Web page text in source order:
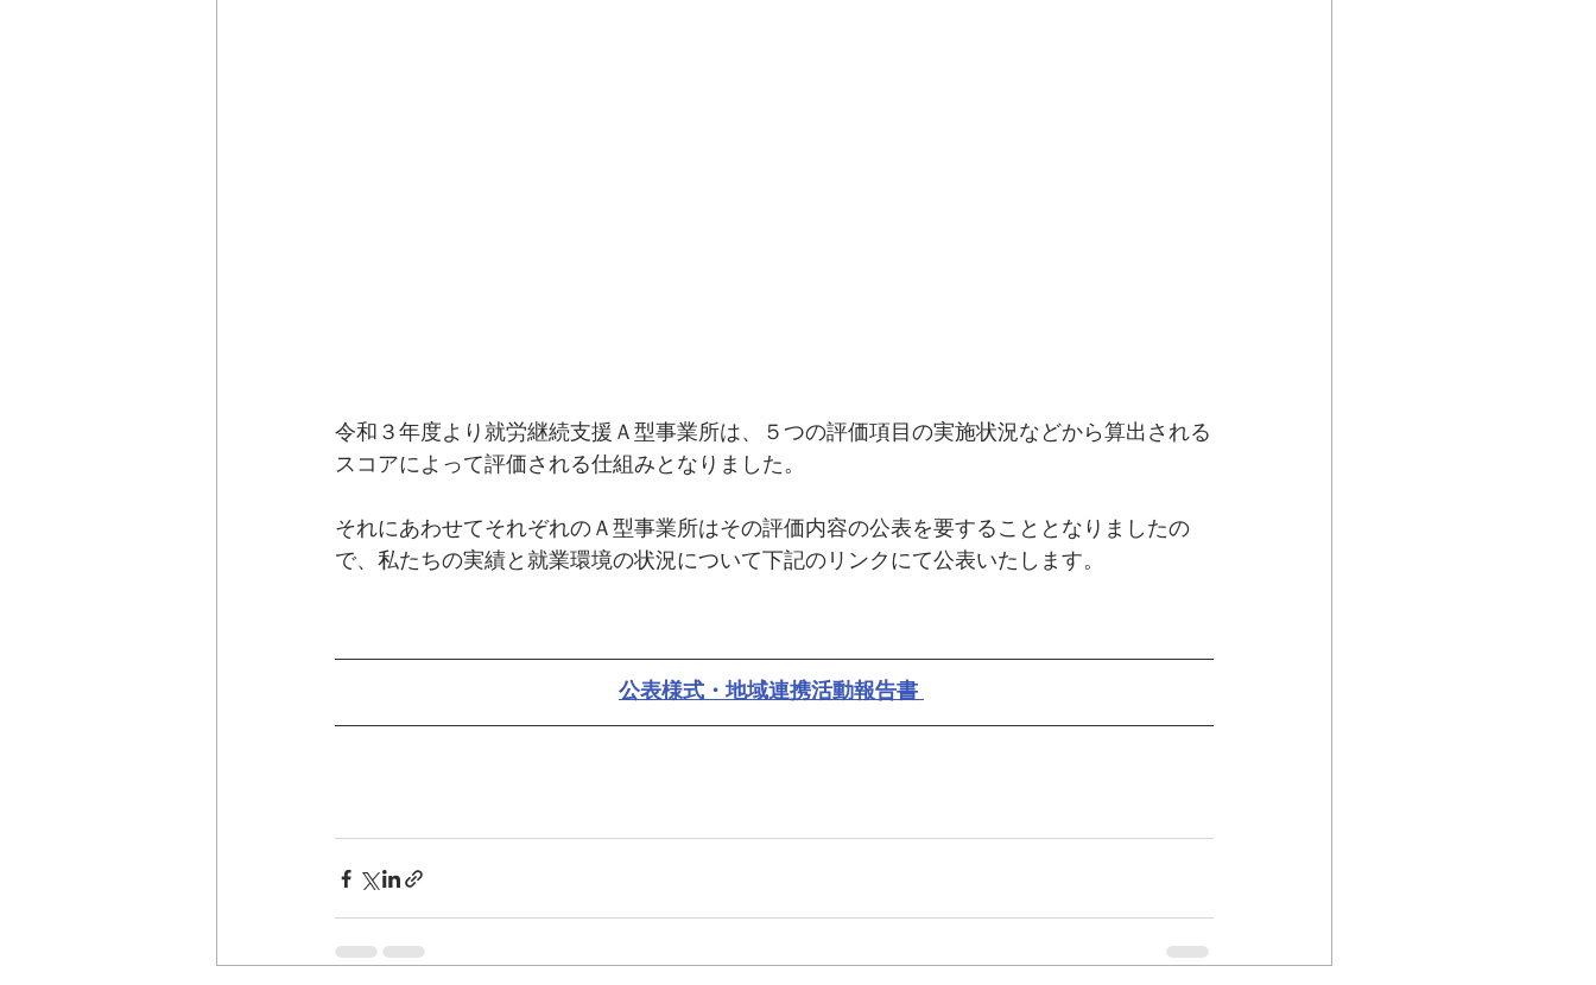
令和３年度より就労継続支援Ａ型事業所は、５つの評価項目の実施状況などから算出される
スコアによって評価される仕組みとなりました。
それにあわせてそれぞれのＡ型事業所はその評価内容の公表を要することとなりましたの
で、私たちの実績と就業環境の状況について下記のリンクにて公表いたします。
公表様式・地域連携活動報告書